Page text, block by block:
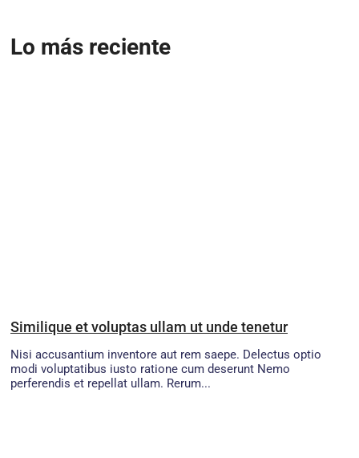
Lo más reciente
Similique et voluptas ullam ut unde tenetur
Nisi accusantium inventore aut rem saepe. Delectus optio
modi voluptatibus iusto ratione cum deserunt Nemo
perferendis et repellat ullam. Rerum...